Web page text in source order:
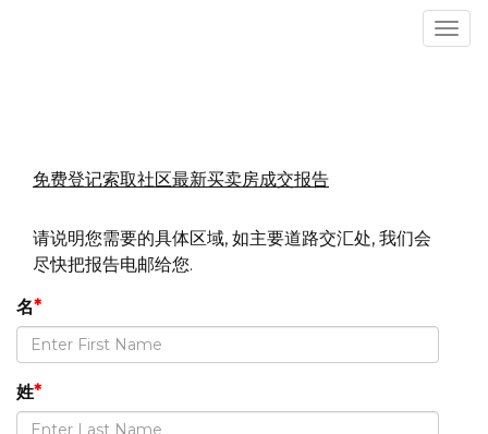
菜
免费登记索取社区最新买卖房成交报告
请说明您需要的具体区域, 如主要道路交汇处, 我们会
尽快把报告电邮给您.
名*
姓*